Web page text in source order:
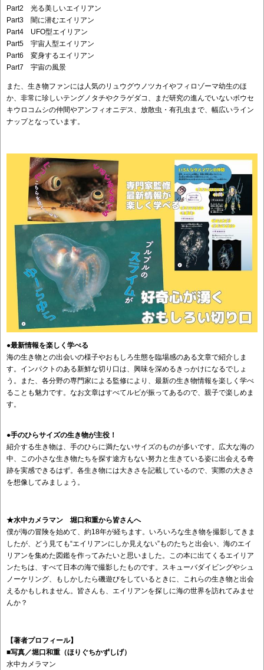
Part2 光る美しいエイリアン
Part3 闇に潜むエイリアン
Part4 UFO型エイリアン
Part5 宇宙人型エイリアン
Part6 変身するエイリアン
Part7 宇宙の風景
また、生き物ファンには人気のリュウグウノツカイやフィロゾーマ幼生のほ
か、非常に珍しいテングノタチやクラゲダコ、まだ研究の進んでいないボウセ
キウロコムシの仲間やアンフィオニデス、放散虫・有孔虫まで、幅広いライン
ナップとなっています。
●最新情報を楽しく学べる
海の生き物との出会いの様子やおもしろ生態を臨場感のある文章で紹介しま
す。インパクトのある新鮮な切り口は、興味を深めるきっかけになるでしょ
う。また、各分野の専門家による監修により、最新の生き物情報を楽しく学べ
ることも魅力です。なお文章はすべてルビが振ってあるので、親子で楽しめま
す。
●手のひらサイズの生き物が主役！
紹介する生き物は、手のひらに満たないサイズのものが多いです。広大な海の
中、この小さな生き物たちを探す途方もない努力と生きている姿に出会える奇
跡を実感できるはず。各生き物には大きさを記載しているので、実際の大きさ
を想像してみましょう。
★水中カメラマン 堀口和重から皆さんへ
僕が海の冒険を始めて、約18年が経ちます。いろいろな生き物を撮影してきま
したが、どう見ても“エイリアンにしか見えない”ものたちと出会い、海のエイ
リアンを集めた図鑑を作ってみたいと思いました。この本に出てくるエイリア
ンたちは、すべて日本の海で撮影したものです。スキューバダイビングやシュ
ノーケリング、もしかしたら磯遊びをしているときに、これらの生き物と出会
えるかもしれません。皆さんも、エイリアンを探しに海の世界を訪れてみませ
んか？
【著者プロフィール】
■写真／堀口和重（ほりぐちかずしげ）
水中カメラマン